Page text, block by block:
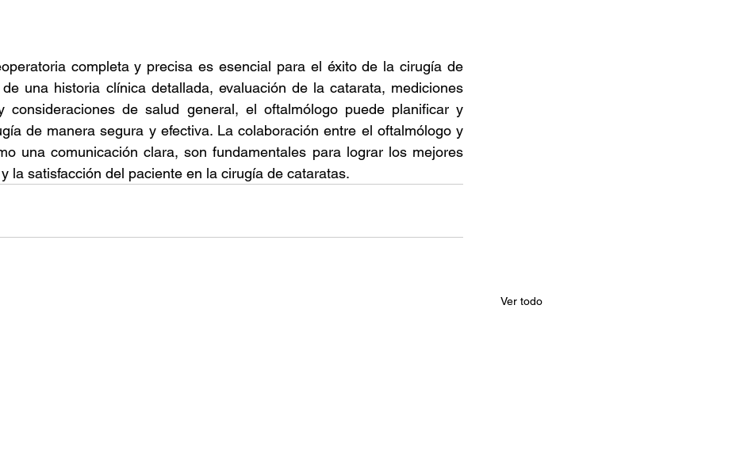
completa y precisa es esencial para el éxito de la cirugía de
una historia clínica detallada, evaluación de la catarata, mediciones
consideraciones de salud general, el oftalmólogo puede planificar y
de manera segura y efectiva. La colaboración entre el oftalmólogo y
una comunicación clara, son fundamentales para lograr los mejores
la satisfacción del paciente en la cirugía de cataratas.
Ver todo